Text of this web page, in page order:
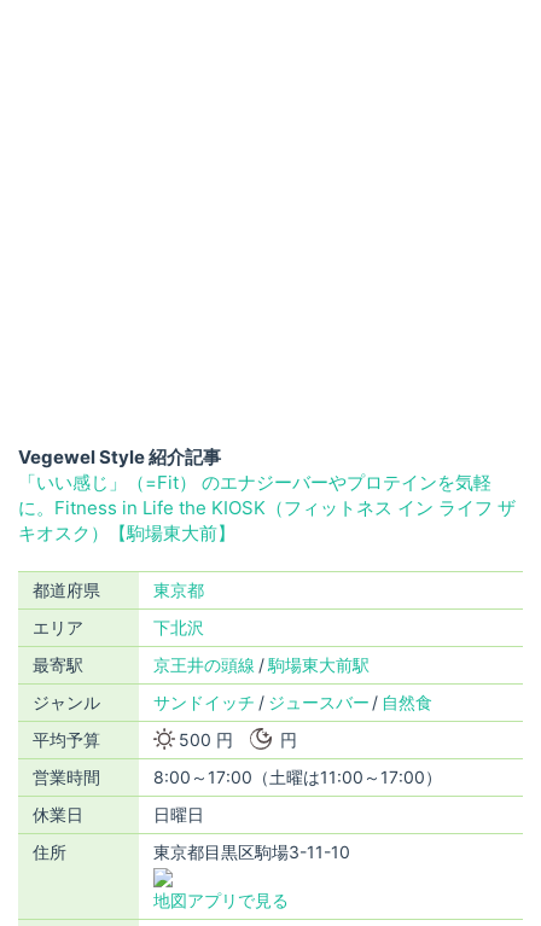
Vegewel Style 紹介記事
「いい感じ」（=Fit） のエナジーバーやプロテインを気軽
に。Fitness in Life the KIOSK（フィットネス イン ライフ ザ
キオスク）【駒場東大前】
都道府県
東京都
エリア
下北沢
最寄駅
京王井の頭線
駒場東大前駅
ジャンル
サンドイッチ ジュースバー
自然食
平均予算
500 円
円
営業時間
8:00～17:00（土曜は11:00～17:00）
休業日
日曜日
住所
東京都目黒区駒場3-11-10
地図アプリで見る